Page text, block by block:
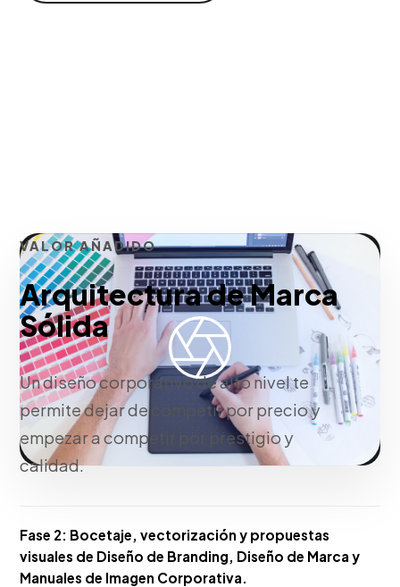
VALOR AÑADIDO
Arquitectura de Marca
Sólida
Un diseño corporativo de alto nivel te
permite dejar de competir por precio y
empezar a competir por prestigio y
calidad.
Fase 2: Bocetaje, vectorización y propuestas
visuales de Diseño de Branding, Diseño de Marca y
Manuales de Imagen Corporativa.